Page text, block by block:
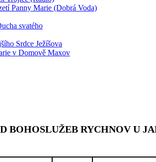
Panny Marie (Dobrá Voda)
svatého
Srdce Ježíšova
v Domově Maxov
BOHOSLUŽEB RYCHNOV U